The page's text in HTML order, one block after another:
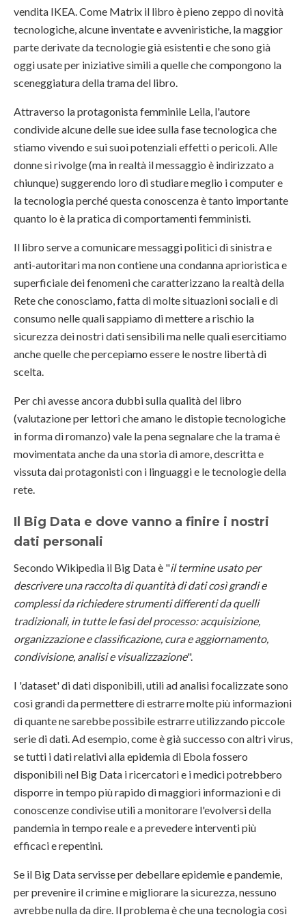
vendita IKEA. Come Matrix il libro è pieno zeppo di novità
tecnologiche, alcune inventate e avveniristiche, la maggior
parte derivate da tecnologie già esistenti e che sono già
oggi usate per iniziative simili a quelle che compongono la
sceneggiatura della trama del libro.
Attraverso la protagonista femminile Leila, l'autore
condivide alcune delle sue idee sulla fase tecnologica che
stiamo vivendo e sui suoi potenziali effetti o pericoli. Alle
donne si rivolge (ma in realtà il messaggio è indirizzato a
chiunque) suggerendo loro di studiare meglio i computer e
la tecnologia perché questa conoscenza è tanto importante
quanto lo è la pratica di comportamenti femministi.
Il libro serve a comunicare messaggi politici di sinistra e
anti-autoritari ma non contiene una condanna aprioristica e
superficiale dei fenomeni che caratterizzano la realtà della
Rete che conosciamo, fatta di molte situazioni sociali e di
consumo nelle quali sappiamo di mettere a rischio la
sicurezza dei nostri dati sensibili ma nelle quali esercitiamo
anche quelle che percepiamo essere le nostre libertà di
scelta.
Per chi avesse ancora dubbi sulla qualità del libro
(valutazione per lettori che amano le distopie tecnologiche
in forma di romanzo) vale la pena segnalare che la trama è
movimentata anche da una storia di amore, descritta e
vissuta dai protagonisti con i linguaggi e le tecnologie della
rete.
Il Big Data e dove vanno a finire i nostri
dati personali
Secondo Wikipedia il Big Data è "il termine usato per
descrivere una raccolta di quantità di dati così grandi e
complessi da richiedere strumenti differenti da quelli
tradizionali, in tutte le fasi del processo: acquisizione,
organizzazione e classificazione, cura e aggiornamento,
condivisione, analisi e visualizzazione".
I 'dataset' di dati disponibili, utili ad analisi focalizzate sono
così grandi da permettere di estrarre molte più informazioni
di quante ne sarebbe possibile estrarre utilizzando piccole
serie di dati. Ad esempio, come è già successo con altri virus,
se tutti i dati relativi alla epidemia di Ebola fossero
disponibili nel Big Data i ricercatori e i medici potrebbero
disporre in tempo più rapido di maggiori informazioni e di
conoscenze condivise utili a monitorare l'evolversi della
pandemia in tempo reale e a prevedere interventi più
efficaci e repentini.
Se il Big Data servisse per debellare epidemie e pandemie,
per prevenire il crimine e migliorare la sicurezza, nessuno
avrebbe nulla da dire. Il problema è che una tecnologia così